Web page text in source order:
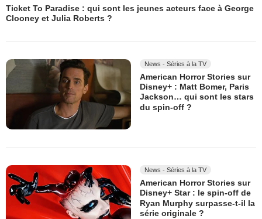
Ticket To Paradise : qui sont les jeunes acteurs face à George
Clooney et Julia Roberts ?
News - Séries à la TV
American Horror Stories sur
Disney+ : Matt Bomer, Paris
Jackson… qui sont les stars
du spin-off ?
News - Séries à la TV
American Horror Stories sur
Disney+ Star : le spin-off de
Ryan Murphy surpasse-t-il la
série originale ?